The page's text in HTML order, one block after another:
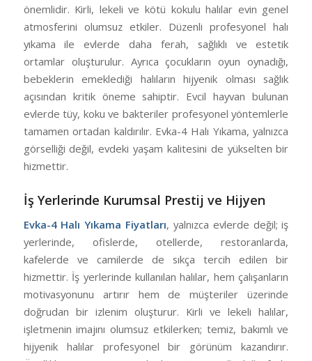
önemlidir. Kirli, lekeli ve kötü kokulu halılar evin genel
atmosferini olumsuz etkiler. Düzenli profesyonel halı
yıkama ile evlerde daha ferah, sağlıklı ve estetik
ortamlar oluşturulur. Ayrıca çocukların oyun oynadığı,
bebeklerin emeklediği halıların hijyenik olması sağlık
açısından kritik öneme sahiptir. Evcil hayvan bulunan
evlerde tüy, koku ve bakteriler profesyonel yöntemlerle
tamamen ortadan kaldırılır. Evka-4 Halı Yıkama, yalnızca
görselliği değil, evdeki yaşam kalitesini de yükselten bir
hizmettir.
İş Yerlerinde Kurumsal Prestij ve Hijyen
Evka-4 Halı Yıkama Fiyatları, yalnızca evlerde değil; iş
yerlerinde, ofislerde, otellerde, restoranlarda,
kafelerde ve camilerde de sıkça tercih edilen bir
hizmettir. İş yerlerinde kullanılan halılar, hem çalışanların
motivasyonunu artırır hem de müşteriler üzerinde
doğrudan bir izlenim oluşturur. Kirli ve lekeli halılar,
işletmenin imajını olumsuz etkilerken; temiz, bakımlı ve
hijyenik halılar profesyonel bir görünüm kazandırır.